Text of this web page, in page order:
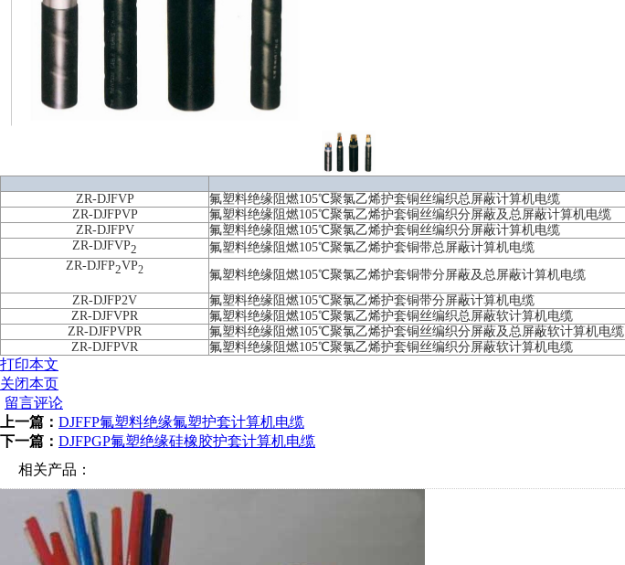
ZR-DJFVP
氟塑料绝缘阻燃105℃聚氯乙烯护套铜丝编织总屏蔽计算机电缆
ZR-DJFPVP
氟塑料绝缘阻燃105℃聚氯乙烯护套铜丝编织分屏蔽及总屏蔽计算机电缆
ZR-DJFPV
氟塑料绝缘阻燃105℃聚氯乙烯护套铜丝编织分屏蔽计算机电缆
ZR-DJFVP2
氟塑料绝缘阻燃105℃聚氯乙烯护套铜带总屏蔽计算机电缆
ZR-DJFP2VP2
氟塑料绝缘阻燃105℃聚氯乙烯护套铜带分屏蔽及总屏蔽计算机电缆
ZR-DJFP2V
氟塑料绝缘阻燃105℃聚氯乙烯护套铜带分屏蔽计算机电缆
ZR-DJFVPR
氟塑料绝缘阻燃105℃聚氯乙烯护套铜丝编织总屏蔽软计算机电缆
ZR-DJFPVPR
氟塑料绝缘阻燃105℃聚氯乙烯护套铜丝编织分屏蔽及总屏蔽软计算机电缆
ZR-DJFPVR
氟塑料绝缘阻燃105℃聚氯乙烯护套铜丝编织分屏蔽软计算机电缆
打印本文
关闭本页
留言评论
上一篇： DJFFP氟塑料绝缘氟塑护套计算机电缆
下一篇： DJFPGP氟塑绝缘硅橡胶护套计算机电缆
相关产品：